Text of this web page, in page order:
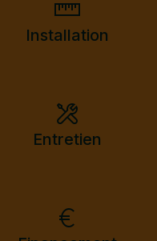
Installation
Entretien